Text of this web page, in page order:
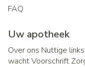
FAQ
Uw apotheek
Over ons Nuttige links
wachtVoorschrift